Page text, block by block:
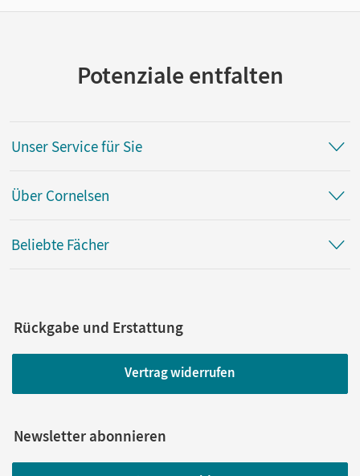
Potenziale entfalten
Unser Service für Sie
Über Cornelsen
Beliebte Fächer
Rückgabe und Erstattung
Vertrag widerrufen
Newsletter abonnieren